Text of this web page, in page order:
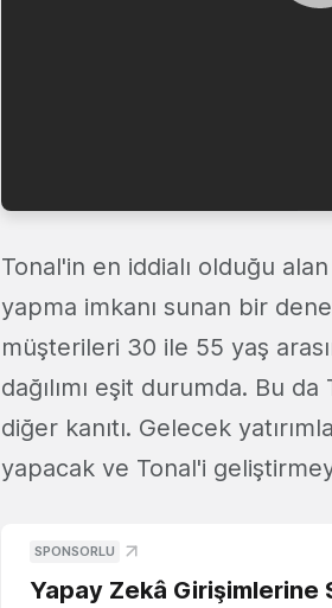
Tonal'in en iddialı olduğu
yapma imkanı sunan bir
müşterileri 30 ile 55 yaş
dağılımı eşit durumda. Bu
diğer kanıtı. Gelecek
yapacak ve Tonal'i
SPONSORLU
Yapay Zekâ Girişimlerine